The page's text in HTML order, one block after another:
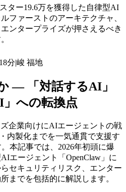
ター19.6万を獲得した自律型AI
ファーストのアーキテクチャ、
ンタープライズが押さえるべき
18分|峻 福地
— 「対話するAI」
への転換点
企業向けにAIエージェントの戦
内製化までを一気通貫で支援す
本記事では、2026年初頭に爆
エージェント「OpenClaw」に
セキュリティリスク、エンター
までを包括的に解説します。